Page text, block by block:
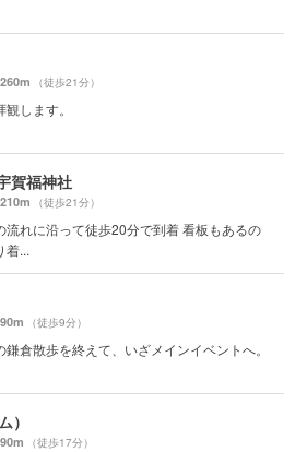
（徒歩21分）
します。
賀福神社
（徒歩21分）
流れに沿って徒歩20分で到着 看板もあるの
着...
（徒歩9分）
鎌倉散歩を終えて、いざメインイベントへ。
）
（徒歩17分）